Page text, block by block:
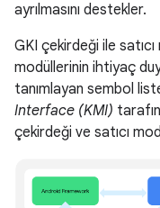
ayrılmasını destekler.
GKI çekirdeği ile
modüllerinin ihtiyaç
tanımlayan sembol
Interface (KMI)
çekirdeği ve satıcı